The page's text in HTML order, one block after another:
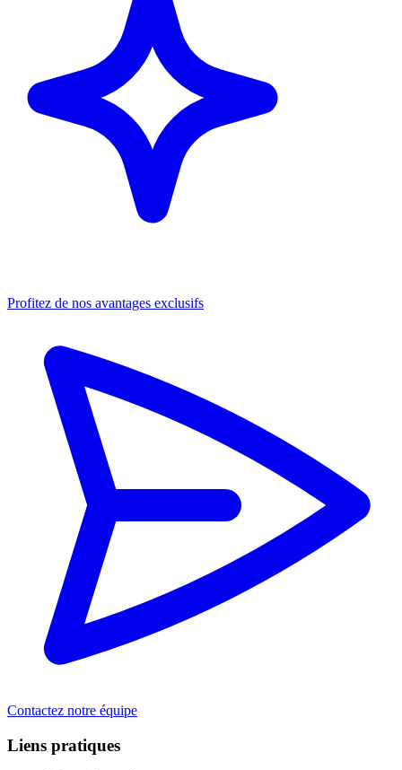
Profitez de nos avantages exclusifs
Contactez notre équipe
Liens pratiques